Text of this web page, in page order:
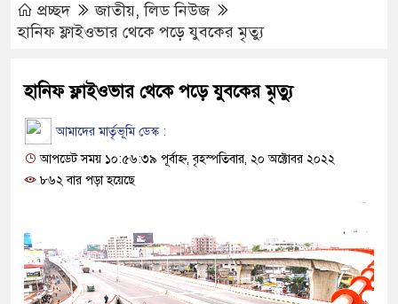
প্রচ্ছদ জাতীয়,লিড নিউজ
হানিফ ফ্লাইওভার থেকে পড়ে যুবকের মৃত্যু
হানিফ ফ্লাইওভার থেকে পড়ে যুবকের মৃত্যু
আমাদের মার্তৃভূমি ডেস্ক :
আপডেট সময় ১০:৫৬:৩৯ পূর্বাহ্ন, বৃহস্পতিবার, ২০ অক্টোবর ২০২২
৮৬২ বার পড়া হয়েছে